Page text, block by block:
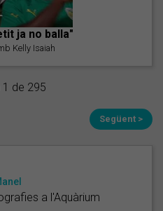
ja no balla"
Kelly Isaiah
1 de 295
Següent >
a l'Aquàrium